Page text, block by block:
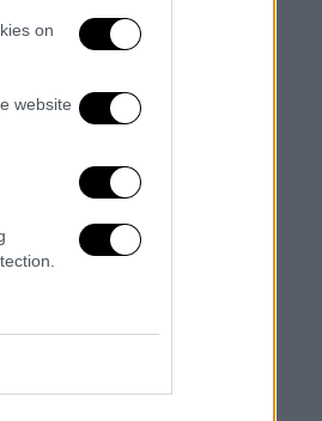
on
website